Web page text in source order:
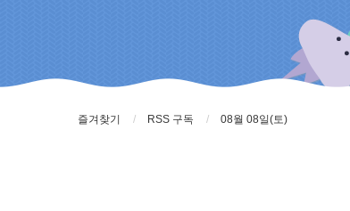
즐겨찾기 RSS 구독 08월 08일(토)